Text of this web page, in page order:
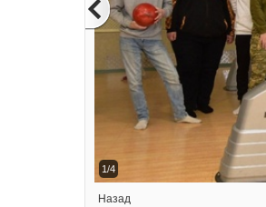
1/4
Назад